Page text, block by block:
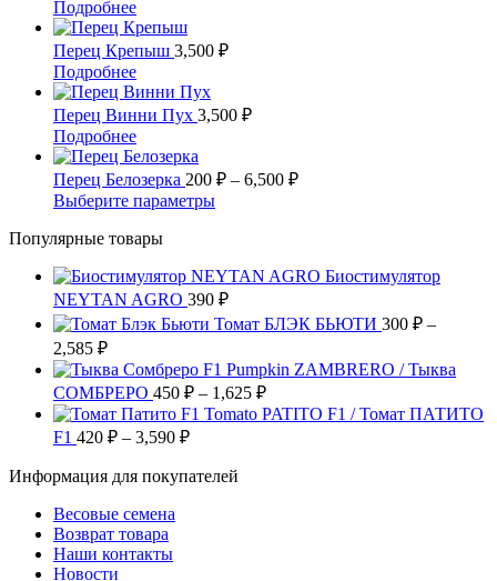
выбрать
на
странице
товара.
вариаций.
Опции
можно
выбрать
на
странице
товара.
ПодробнееЭтот
товар
имеет
несколько
вариаций.
Опции
можно
выбрать
на
странице
товара.
Перец Крепыш 3,500 ₽
ПодробнееЭтот
товар
имеет
несколько
вариаций.
Опции
можно
выбрать
странице
товара.
Перец Винни Пух 3,500 ₽
ПодробнееЭтот
товар
имеет
несколько
вариаций.
Опции
выбрать
на
странице
товара.
Перец Белозерка 200 ₽ – 6,500 ₽Диапазон
Выберите параметрыЭтот
вариаций.
Опции
можно
на
странице
товара.
Популярные товары
Биостимулятор
NEYTAN AGRO 390 ₽
Томат БЛЭК БЬЮТИ 300 ₽ –
2,585 ₽Диапазон
цен:
300 ₽
–
2,585 ₽
Pumpkin ZAMBRERO / Тыква
СОМБРЕРО 450 ₽ – 1,625 ₽Диапазон
цен:
Tomato PATITO F1 / Томат ПАТИТО
F1 420 ₽ – 3,590 ₽Диапазон
420 ₽
Информация для покупателей
Весовые семена
Возврат товара
Наши контакты
Новости